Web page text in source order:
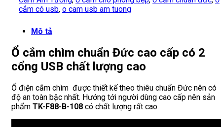
cắm có usb, o cam usb am tuong
Mô tả
Ổ cắm chìm chuẩn Đức cao cấp có 2
cổng USB chất lượng cao
Ổ điện cắm chìm được thiết kế theo thiêu chuẩn Đức nên có
độ an toàn bậc nhất. Hướng tới người dùng cao cấp nên sản
phẩm TK-F88-B-108 có chất lượng rất cao.